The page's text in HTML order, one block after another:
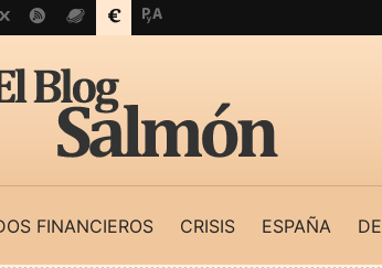
FINANCIEROS CRISIS ESPAÑA